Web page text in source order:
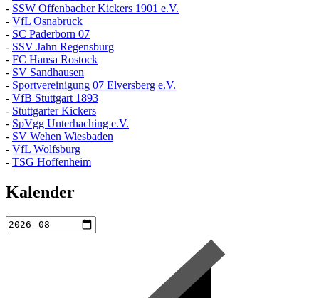
- SSW Offenbacher Kickers 1901 e.V.
- VfL Osnabrück
- SC Paderborn 07
- SSV Jahn Regensburg
- FC Hansa Rostock
- SV Sandhausen
- Sportvereinigung 07 Elversberg e.V.
- VfB Stuttgart 1893
- Stuttgarter Kickers
- SpVgg Unterhaching e.V.
- SV Wehen Wiesbaden
- VfL Wolfsburg
- TSG Hoffenheim
Kalender